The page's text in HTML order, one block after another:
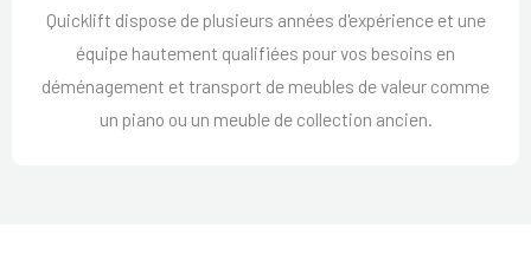
Quicklift dispose de plusieurs années d'expérience et une
équipe hautement qualifiées pour vos besoins en
déménagement et transport de meubles de valeur comme
un piano ou un meuble de collection ancien.